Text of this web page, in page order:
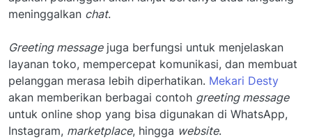
meninggalkan chat.
Greeting messagejuga berfungsi untuk menjelaskan
layanan toko, mempercepat komunikasi, dan membuat
pelanggan merasa lebih diperhatikan. Mekari Desty
akan memberikan berbagai contoh greeting message
untuk online shop yang bisa digunakan di WhatsApp,
Instagram, marketplace, hingga website.